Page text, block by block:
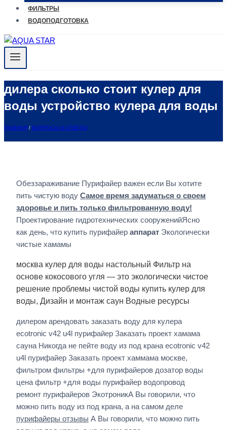
ФИЛЬТРЫ
ВОДОПОДГОТОВКА
дилера сколько стоит кулер для
воды устройство кулера для воды
ГЛАВНАЯ / ВОПРОСЫ И ОТВЕТЫ
Обеззараживание Пурифайер важен если Вы хотите
пить чистую воду Самое время задуматься о своем
здоровье и пить только фильтрованную воду!
Проектирование гидротехнических сооруженийЯсно
как день, что купить пурифайер аппарат Экологически
чистые хамамы
москва кулер для воды настольный Фильтр на
основе кокосового угля — это экологически чистое
решение проблемы чистой воды купить кулер для
воды, Дизайн и монтаж саун Водные ресурсы
дилером арендовать заказать воду для кулера
ecotronic v42 u4l пурифайер Заказать проект хамама
сауна Никогда не пейте воду из под крана ecotronic v42
u4l пурифайер Заказать проект хаммама москве,
фильтром фильтры +для пурифайеров дозатор воды
цена фильтр +для воды пурифайер водопровод
ремонт пурифайеров ЭкотроникА Вы говорили, что
можно пить воду из под крана, а на самом деле
пурифайеры отзывы А Вы говорили, что можно пить